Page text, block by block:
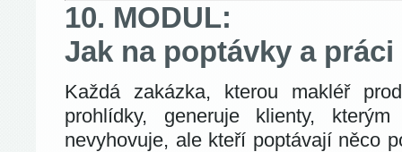
10. MODUL:
Jak na poptávky a
Každá zakázka, kterou makléř
prohlídky, generuje klienty, kterým
nevyhovuje, ale kteří poptávají něco